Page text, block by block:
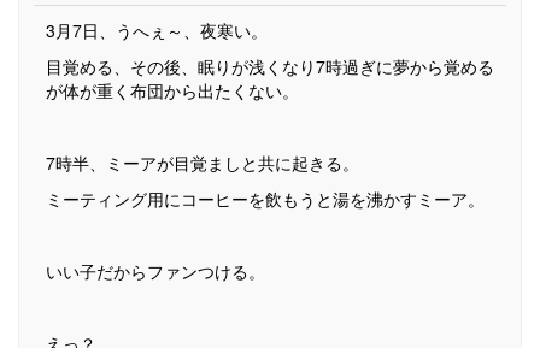
3月7日、うへぇ～、夜寒い。
目覚める、その後、眠りが浅くなり7時過ぎに夢から覚める
が体が重く布団から出たくない。
7時半、ミーアが目覚ましと共に起きる。
ミーティング用にコーヒーを飲もうと湯を沸かすミーア。
いい子だからファンつける。